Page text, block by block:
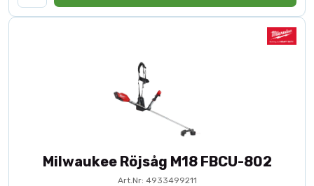
Milwaukee Röjsåg M18 FBCU-802
Art.Nr: 4933499211